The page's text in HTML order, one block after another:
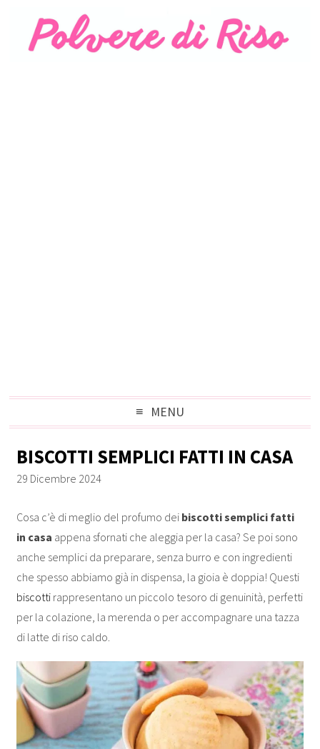
MENU
BISCOTTI SEMPLICI FATTI IN CASA
29 Dicembre 2024
Cosa c’è di meglio del profumo dei biscotti semplici fatti
in casa appena sfornati che aleggia per la casa? Se poi sono
anche semplici da preparare, senza burro e con ingredienti
che spesso abbiamo già in dispensa, la gioia è doppia! Questi
biscotti rappresentano un piccolo tesoro di genuinità, perfetti
per la colazione, la merenda o per accompagnare una tazza
di latte di riso caldo.